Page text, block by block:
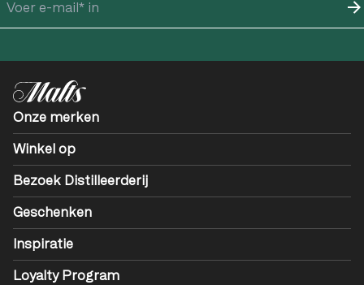
Onze merken
Winkel op
Bezoek Distilleerderij
Geschenken
Inspiratie
Loyalty Program